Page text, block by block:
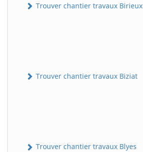
Trouver chantier travaux Birieux
Trouver chantier travaux Biziat
Trouver chantier travaux Blyes